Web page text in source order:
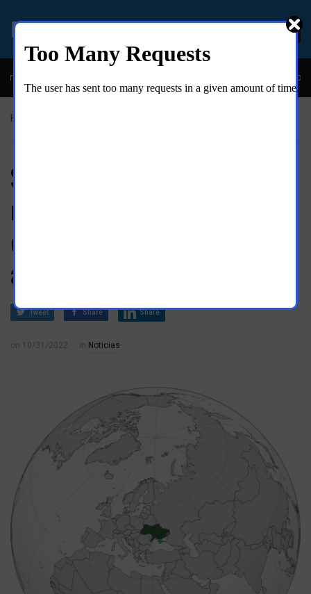
EL MOLINO ONLINE
y descarada historia del congresista por NY George Santos
Home
Solo un cambio radical de
rumbo sobre Ucrania puede
evitar una catástrofe que nos
afectaría a todos
Tweet Share Share
on 10/31/2022 in Noticias